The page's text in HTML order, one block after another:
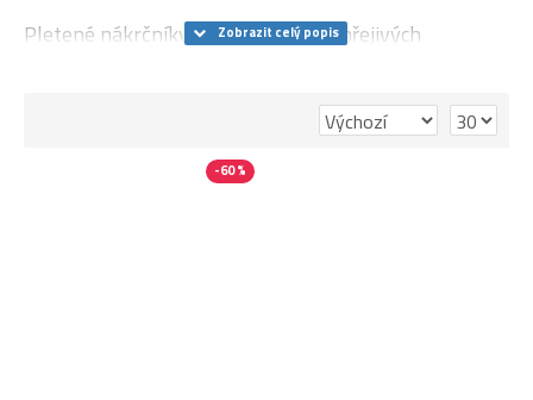
Pletené nákrčníky jsou vyrobeny z hřejivých
podšívku pro vyšší komfort. Díky jednoduchému
provedení se snadno oblékají a dobře drží na místě.
Dětské pletené nákrčníky se hodí pro cestu do školy,
-60 %